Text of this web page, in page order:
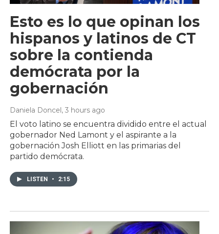
Esto es lo que opinan los
hispanos y latinos de CT
sobre la contienda
demócrata por la
gobernación
Daniela Doncel , 3 hours ago
El voto latino se encuentra dividido entre el actual
gobernador Ned Lamont y el aspirante a la
gobernación Josh Elliott en las primarias del
partido demócrata.
LISTEN • 2:15